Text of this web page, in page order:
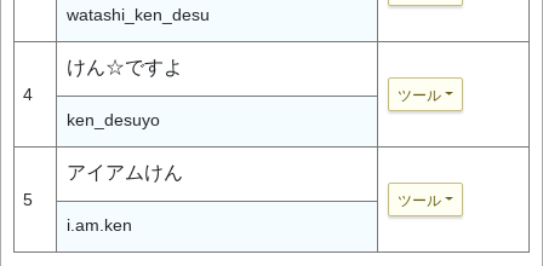
watashi_ken_desu
4
けん☆ですよ
ツール
ken_desuyo
5
アイアムけん
ツール
i.am.ken